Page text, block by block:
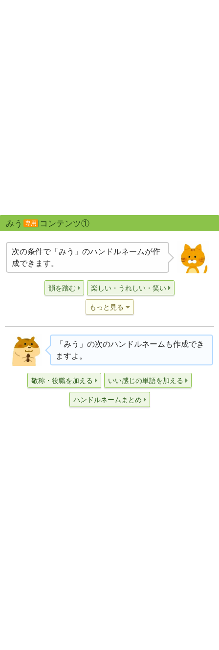
みう 専用 コンテンツ①
次の条件で「みう」のハンドルネームが作
成できます。
韻を踏む 楽しい・うれしい・笑い
もっと見る
「みう」の次のハンドルネームも作成でき
ますよ。
敬称・役職を加える いい感じの単語を加える
ハンドルネームまとめ